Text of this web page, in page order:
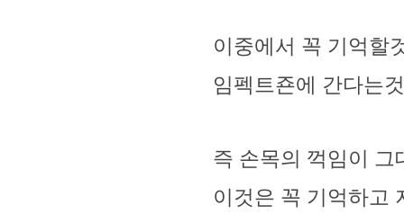
이중에서 꼭 기억할
임펙트죤에 간다는
즉 손목의 꺽임이
이것은 꼭 기억하고